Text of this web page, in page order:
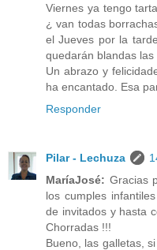
Viernes ya tengo
¿ van todas
el Jueves por la
quedarán blandas
Un abrazo y
ha encantado. Esa
Responder
Pilar - Lechuza
MaríaJosé: Gracias
los cumples
de invitados y hasta
Chorradas !!!
Bueno, las galletas,